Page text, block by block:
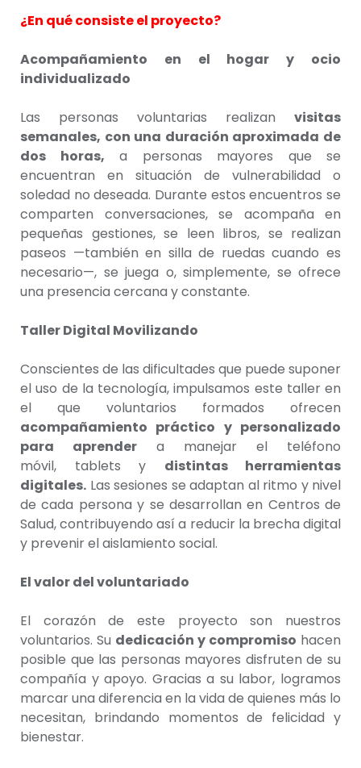
¿En qué consiste el proyecto?
Acompañamiento en el hogar y ocio
individualizado
Las personas voluntarias realizan visitas
semanales, con una duración aproximada de
dos horas, a personas mayores que se
encuentran en situación de vulnerabilidad o
soledad no deseada. Durante estos encuentros se
comparten conversaciones, se acompaña en
pequeñas gestiones, se leen libros, se realizan
paseos —también en silla de ruedas cuando es
necesario—, se juega o, simplemente, se ofrece
una presencia cercana y constante.
Taller Digital Movilizando
Conscientes de las dificultades que puede suponer
el uso de la tecnología, impulsamos este taller en
el que voluntarios formados ofrecen
acompañamiento práctico y personalizado
para aprender a manejar el teléfono
móvil, tablets y distintas herramientas
digitales. Las sesiones se adaptan al ritmo y nivel
de cada persona y se desarrollan en Centros de
Salud, contribuyendo así a reducir la brecha digital
y prevenir el aislamiento social.
El valor del voluntariado
El corazón de este proyecto son nuestros
voluntarios. Su dedicación y compromiso hacen
posible que las personas mayores disfruten de su
compañía y apoyo. Gracias a su labor, logramos
marcar una diferencia en la vida de quienes más lo
necesitan, brindando momentos de felicidad y
bienestar.